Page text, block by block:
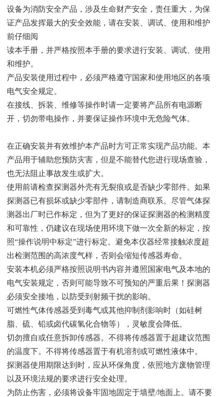
设备为消防安全产品，涉及生命财产安全，责任重大，为保
证产品发挥最大的安全效能，请在安装、调试、使用和维护
前仔细阅
读本手册，并严格按照本手册的要求进行安装、调试、使用
和维护。
产品安装使用过程中，必须严格遵守国家和使用地区的各项
电气安全规定。
在接线、拆装、维修等操作时请一定要将产品所有电源断
开， 切勿带电操作，并要保证操作环境中无危险气体。
在正确安装并有效维护本产品时方可正常实现产品功能。本
产品用于辅助您预防灾害，但是不能替代您进行现场查验，
也无法阻 止事故发生或扩大。
使用前请检查探测器外壳有无裂痕或是否缺少零部件。如果
探测器已有损坏或缺少零部件，请制造商联系。尽管气体探
测器出厂时已作标定，但为了更好的保证探测器的检测精度
和可靠性，仍建议在现场使用环境下做一次全新的标定，按
照“操作说明中标定”进行标定。避免本仪器经常接触浓度超
出检测范围的高浓度气样， 否则会缩短传感器寿命。
安装本机必须严格按照说明书内容并遵照国家电气及本地的
电气安装规定，否则可能导致不可预知的严重后果！探测器
必须安全接地，以防受到射频干扰的影响。
可燃性气体传感器受到毒气或其他抑制剂影响时（如硅树
脂、 硫、铅或卤代碳氢化合物等），灵敏度会降低。
切勿擅自或任意拆卸传感器。不得将传感器置于超建议范围
的温度下。不得将传感器置于有机溶剂或可燃性液体中。
探测器使用期限达到时，应从环保角度，依照地方废物管理
以 及环境法规的要求进行安全处理。
为防止伤害，必须将设备牢固地固定于墙壁/地面上。请不要